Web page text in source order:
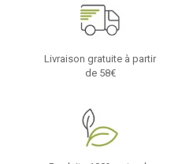
Livraison gratuite à partir
de 58€